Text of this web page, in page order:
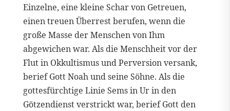
Einzelne, eine kleine Schar von Getreuen,
einen treuen Überrest berufen, wenn die
große Masse der Menschen von Ihm
abgewichen war. Als die Menschheit vor der
Flut in Okkultismus und Perversion versank,
berief Gott Noah und seine Söhne. Als die
gottesfürchtige Linie Sems in Ur in den
Götzendienst verstrickt war, berief Gott den